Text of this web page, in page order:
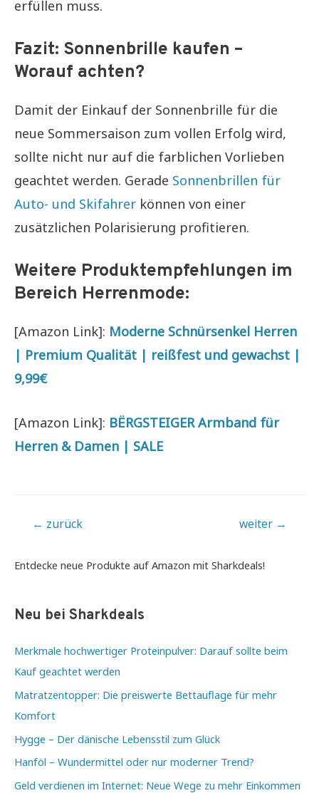
erfüllen muss.
Fazit: Sonnenbrille kaufen –
Worauf achten?
Damit der Einkauf der Sonnenbrille für die
neue Sommersaison zum vollen Erfolg wird,
sollte nicht nur auf die farblichen Vorlieben
geachtet werden. Gerade Sonnenbrillen für
Auto- und Skifahrer können von einer
zusätzlichen Polarisierung profitieren.
Weitere Produktempfehlungen im
Bereich Herrenmode:
[Amazon Link]: Moderne Schnürsenkel Herren
| Premium Qualität | reißfest und gewachst |
9,99€
[Amazon Link]: BËRGSTEIGER Armband für
Herren & Damen | SALE
Beitragsnavigation
← zurück weiter →
Entdecke neue Produkte auf Amazon mit Sharkdeals!
Neu bei Sharkdeals
Merkmale hochwertiger Proteinpulver: Darauf sollte beim
Kauf geachtet werden
Matratzentopper: Die preiswerte Bettauflage für mehr
Komfort
Hygge – Der dänische Lebensstil zum Glück
Hanföl – Wundermittel oder nur moderner Trend?
Geld verdienen im Internet: Neue Wege zu mehr Einkommen